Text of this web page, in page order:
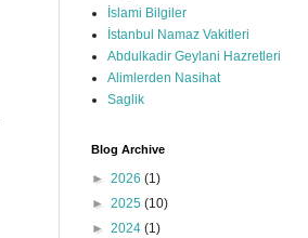
İslami Bilgiler
İstanbul Namaz Vakitleri
Abdulkadir Geylani Hazretleri
Alimlerden Nasihat
Saglik
Blog Archive
► 2026 (1)
► 2025 (10)
► 2024 (1)